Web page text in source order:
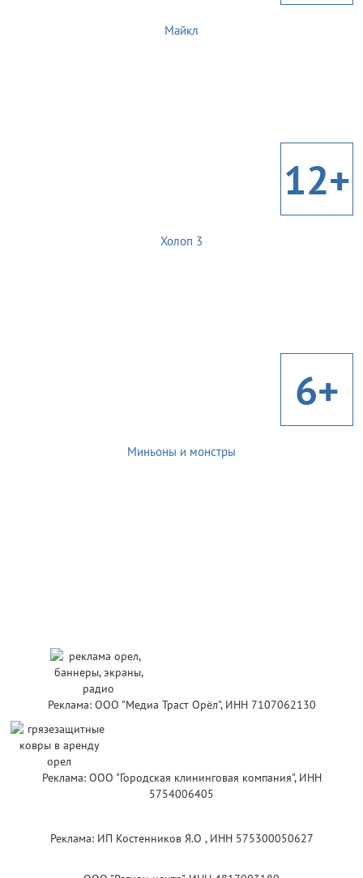
Майкл
12+
Холоп 3
6+
Миньоны и монстры
Реклама: ООО "Медиа Траст Орёл", ИНН 7107062130
Реклама: ООО "Городская клининговая компания", ИНН
5754006405
Реклама: ИП Костенников Я.О , ИНН 575300050627